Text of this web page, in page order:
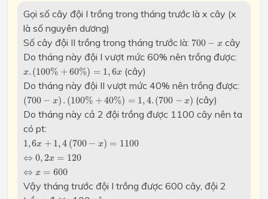
Gọi số cây đội I trồng trong tháng trước là x cây (x
là số nguyên dương)
Số cây đội II trồng trong tháng trước là: 700 − x
700 xcây
Do tháng này đội I vượt mức 60% nên trồng được:
x. (100% +60%) = 1,6x
x (100% + 60%)= 6 x
(cây)
Do tháng này đội II vượt mức 40% nên trồng được:
(700 − x) . (100% +40%) = 1,4. (700 − x)
(700 x).( 100%+ 40%)= 4.( 700−x)
(cây)
Do tháng này cả 2 đội trồng được 1100 cây nên ta
có pt:
1,6x + 1,4 (700 − x) = 1100
1 6x +1,4 (700− =1100
⇔ 0,2x = 120
⇔ 0, 2x= 120
⇔ x = 600
⇔ x=
600
Vậy tháng trước đội I trồng được 600 cây, đội 2